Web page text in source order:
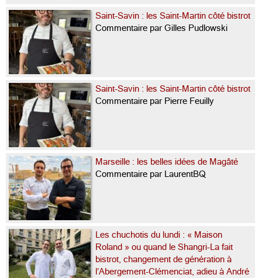
Saint-Savin : les Saint-Martin côté bistrot
Commentaire par Gilles Pudlowski
Saint-Savin : les Saint-Martin côté bistrot
Commentaire par Pierre Feuilly
Marseille : les belles idées de Magâté
Commentaire par LaurentBQ
Les chuchotis du lundi : « Maison
Roland » ou quand le Shangri-La fait
bistrot, changement de génération à
l’Abergement-Clémenciat, adieu à André